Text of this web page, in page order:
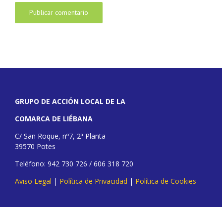
GRUPO DE ACCIÓN LOCAL DE LA
COMARCA DE LIÉBANA
C/ San Roque, nº7, 2ª Planta
39570 Potes
Teléfono: 942 730 726 / 606 318 720
Aviso Legal | Política de Privacidad | Política de Cookies